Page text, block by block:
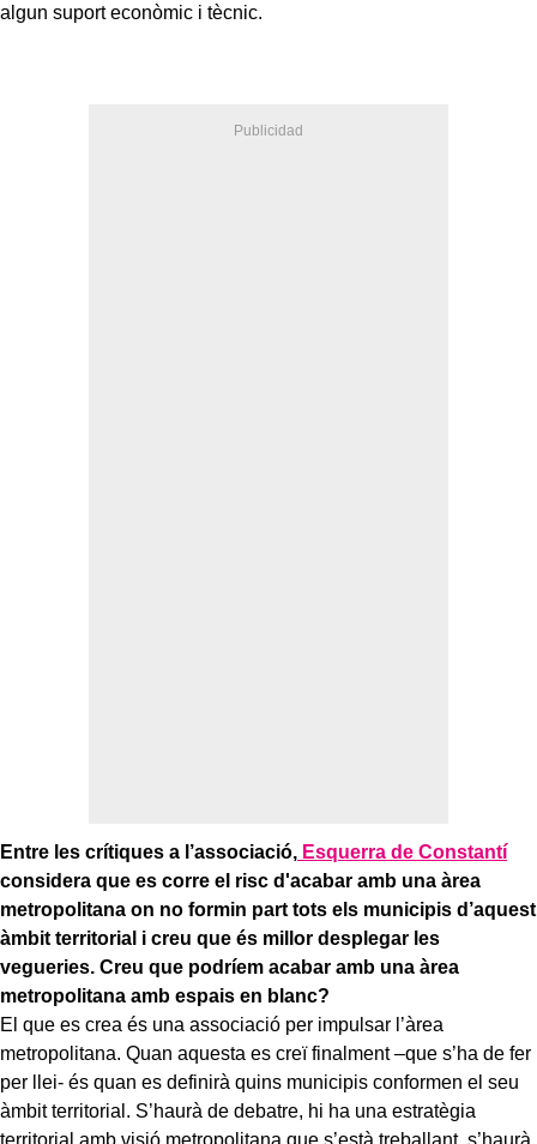
algun suport econòmic i tècnic.
Entre les crítiques a l’associació, Esquerra de Constantí
considera que es corre el risc d'acabar amb una àrea
metropolitana on no formin part tots els municipis d’aquest
àmbit territorial i creu que és millor desplegar les
vegueries. Creu que podríem acabar amb una àrea
metropolitana amb espais en blanc?
El que es crea és una associació per impulsar l’àrea
metropolitana. Quan aquesta es creï finalment –que s’ha de fer
per llei- és quan es definirà quins municipis conformen el seu
àmbit territorial. S’haurà de debatre, hi ha una estratègia
territorial amb visió metropolitana que s’està treballant, s’haurà